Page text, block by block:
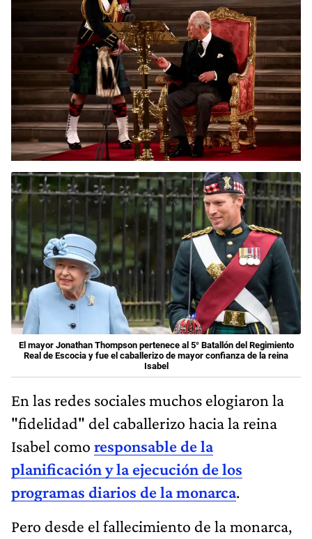
El mayor Jonathan Thompson pertenece al 5° Batallón del Regimiento
Real de Escocia y fue el caballerizo de mayor confianza de la reina
Isabel
En las redes sociales muchos elogiaron la
"fidelidad" del caballerizo hacia la reina
Isabel como responsable de la
planificación y la ejecución de los
programas diarios de la monarca.
Pero desde el fallecimiento de la monarca,